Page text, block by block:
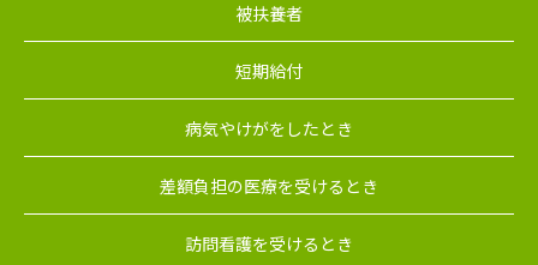
被扶養者
短期給付
病気やけがをしたとき
差額負担の医療を受けるとき
訪問看護を受けるとき